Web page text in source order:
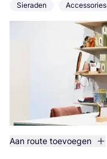
Sieraden Accessories
Aan route toevoegen